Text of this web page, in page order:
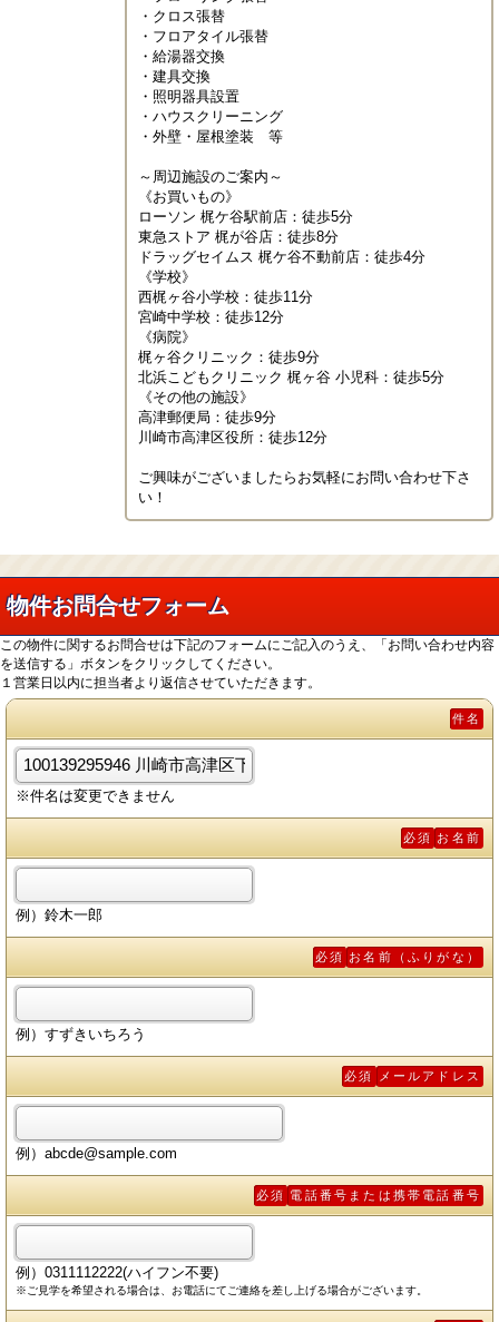
・クロス張替
・フロアタイル張替
・給湯器交換
・建具交換
・照明器具設置
・ハウスクリーニング
・外壁・屋根塗装　等
～周辺施設のご案内～
《お買いもの》
ローソン 梶ケ谷駅前店：徒歩5分
東急ストア 梶が谷店：徒歩8分
ドラッグセイムス 梶ケ谷不動前店：徒歩4分
《学校》
西梶ヶ谷小学校：徒歩11分
宮崎中学校：徒歩12分
《病院》
梶ヶ谷クリニック：徒歩9分
北浜こどもクリニック 梶ヶ谷 小児科：徒歩5分
《その他の施設》
高津郵便局：徒歩9分
川崎市高津区役所：徒歩12分
ご興味がございましたらお気軽にお問い合わせ下さ
い！
物件お問合せフォーム
この物件に関するお問合せは下記のフォームにご記入のうえ、「お問い合わせ内容
を送信する」ボタンをクリックしてください。
１営業日以内に担当者より返信させていただきます。
件名
※件名は変更できません
お名前
必須
例）鈴木一郎
お名前（ふりがな）
必須
例）すずきいちろう
メールアドレス
必須
例）abcde@sample.com
電話番号または携帯電話番号
必須
例）0311112222(ハイフン不要)
※ご見学を希望される場合は、お電話にてご連絡を差し上げる場合がございます。